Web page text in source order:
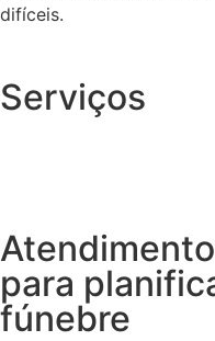
difíceis.
Serviços
para
fúnebre